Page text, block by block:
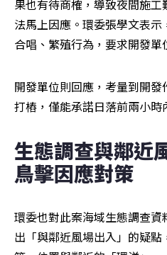
果也有待商榷，導致夜間施
法馬上因應。環委張學文表
合唱、繁殖行為，要求開發單
開發單位則回應，考量到開
打樁，僅能承諾日落前兩小時
生態調查與鄰近
鳥擊因應對策
環委也對此案海域生態調查
出「與鄰近風場出入」的疑